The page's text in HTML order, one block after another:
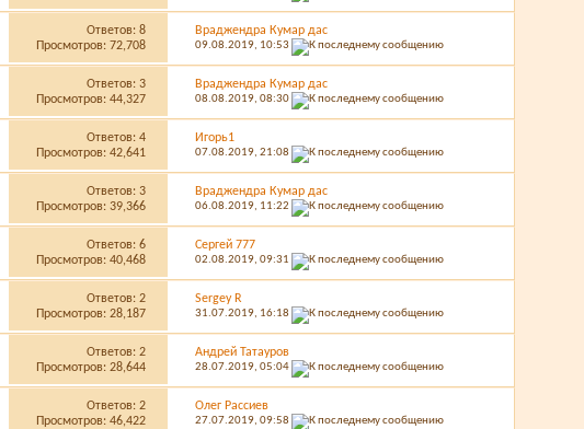
Ответов:8
Просмотров: 72,708
Враджендра Кумар дас
09.08.2019, 10:53
Ответов:3
Просмотров: 44,327
Враджендра Кумар дас
08.08.2019, 08:30
Ответов:4
Просмотров: 42,641
Игорь1
07.08.2019, 21:08
Ответов:3
Просмотров: 39,366
Враджендра Кумар дас
06.08.2019, 11:22
Ответов:6
Просмотров: 40,468
Сергей 777
02.08.2019, 09:31
Ответов:2
Просмотров: 28,187
Sergey R
31.07.2019, 16:18
Ответов:2
Просмотров: 28,644
Андрей Татауров
28.07.2019, 05:04
Ответов:2
Просмотров: 46,422
Олег Рассиев
27.07.2019, 09:58